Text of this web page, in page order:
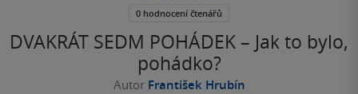
DVAKRÁT SEDM POHÁDEK – Jak to bylo,
pohádko?
Autor František Hrubín
5
0 hodnocení čtenářů